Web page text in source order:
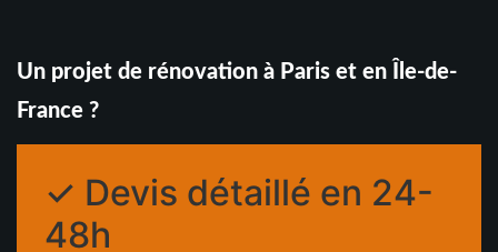
Un projet de rénovation à Paris et en Île-de-
France ?
✓ Devis détaillé en 24-
48h